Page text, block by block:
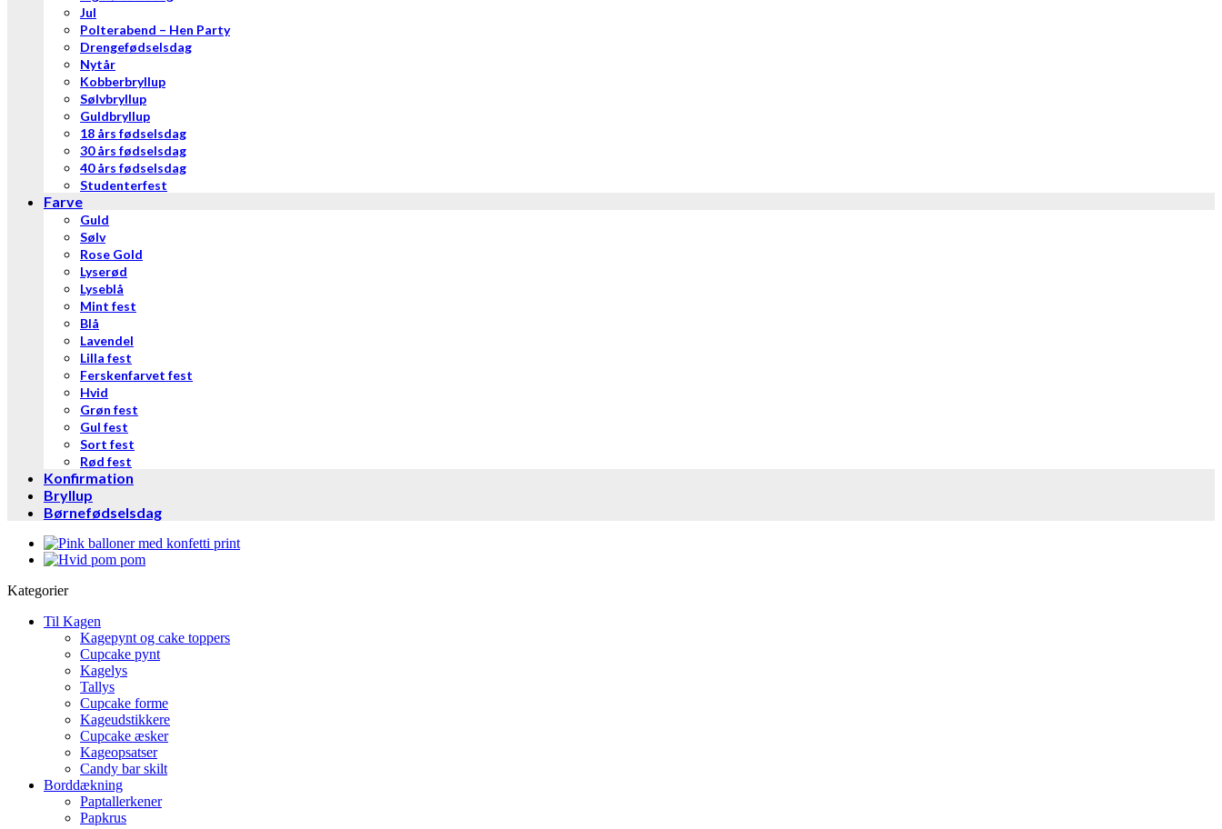
Jul
Polterabend – Hen Party
Drengefødselsdag
Nytår
Kobberbryllup
Sølvbryllup
Guldbryllup
18 års fødselsdag
30 års fødselsdag
40 års fødselsdag
Studenterfest
Farve
Guld
Sølv
Rose Gold
Lyserød
Lyseblå
Mint fest
Blå
Lavendel
Lilla fest
Ferskenfarvet fest
Hvid
Grøn fest
Gul fest
Sort fest
Rød fest
Konfirmation
Bryllup
Børnefødselsdag
Kategorier
Til Kagen
Kagepynt og cake toppers
Cupcake pynt
Kagelys
Tallys
Cupcake forme
Kageudstikkere
Cupcake æsker
Kageopsatser
Candy bar skilt
Borddækning
Paptallerkener
Papkrus